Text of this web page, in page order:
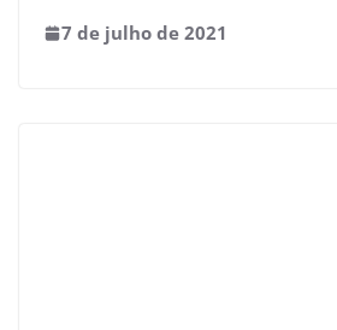
7 de julho de 2021